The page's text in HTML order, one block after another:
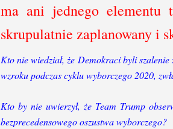
ma ani jednego elementu
skrupulatnie zaplanowany i
Kto nie wiedział, że Demokraci byli
wzroku podczas cyklu wyborczego 2020,
Kto by nie uwierzył, że Team Trump
bezprecedensowego oszustwa wyborczego?